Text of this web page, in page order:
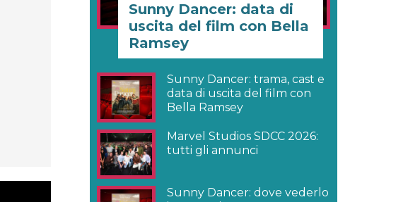
Sunny Dancer: data di
uscita del film con Bella
Ramsey
Sunny Dancer: trama, cast e
data di uscita del film con
Bella Ramsey
Marvel Studios SDCC 2026:
tutti gli annunci
Sunny Dancer: dove vederlo